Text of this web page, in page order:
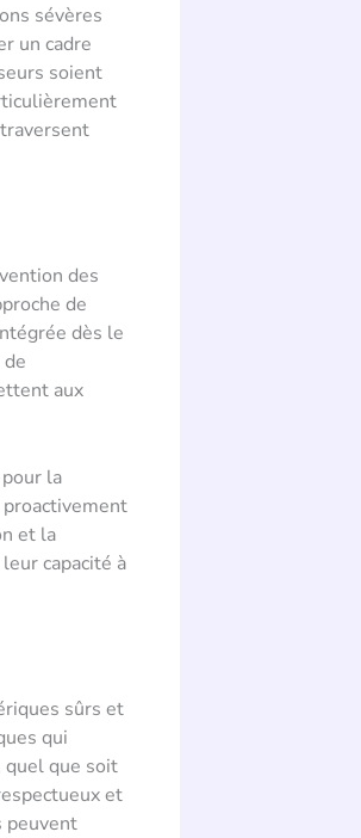
sévères
un cadre
soient
des
de
dès le
aux
la
et la
capacité à
sûrs et
qui
quel que soit
et
peuvent